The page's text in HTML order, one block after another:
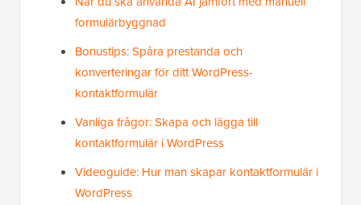
formulärbyggnad
Bonustips: Spåra prestanda och
konverteringar för ditt WordPress-
kontaktformulär
Vanliga frågor: Skapa och lägga till
kontaktformulär i WordPress
Videoguide: Hur man skapar kontaktformulär i
WordPress